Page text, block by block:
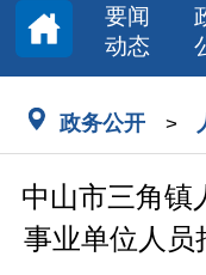
要闻
动态
政务公开 >
中山市三角镇
事业单位人员